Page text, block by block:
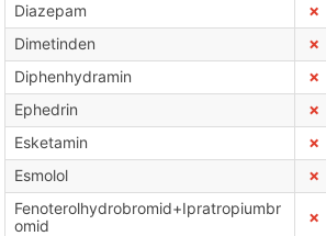
Diazepam
✗
Dimetinden
✗
Diphenhydramin
✗
Ephedrin
✗
Esketamin
✗
Esmolol
✗
Fenoterolhydrobromid+Ipratropiumbr
omid
✗